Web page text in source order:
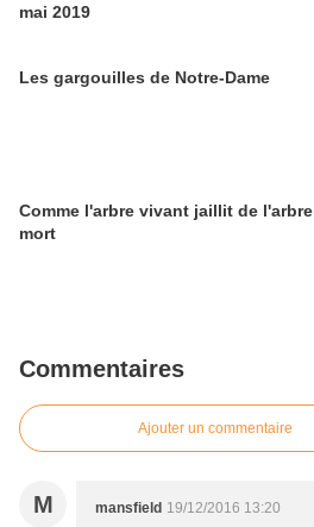
mai 2019
Les gargouilles de Notre-Dame
Comme l'arbre vivant jaillit de l'arbre
mort
Commentaires
Ajouter un commentaire
M mansfield 19/12/2016 13:20